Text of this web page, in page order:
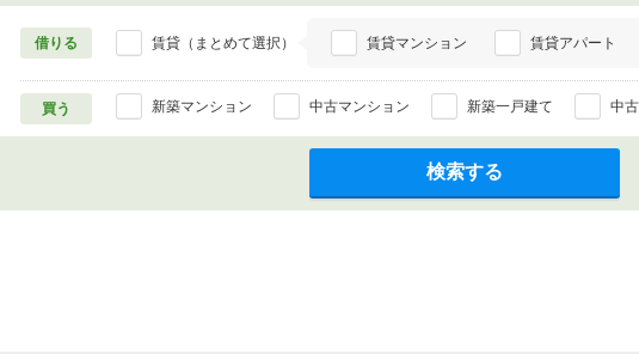
借りる 賃貸（まとめて選択） 賃貸マンション 賃貸アパート
買う 新築マンション 中古マンション 新築一戸建て 中
検索する